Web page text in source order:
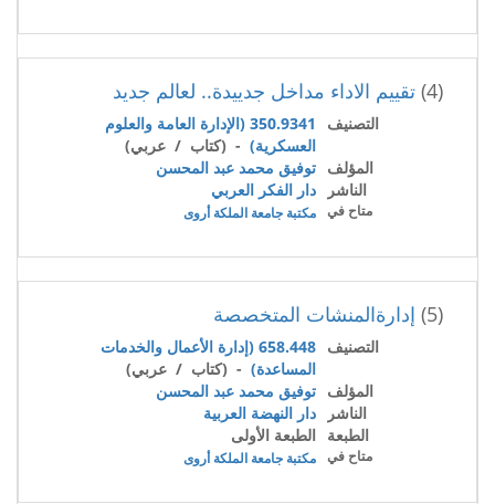
(4) تقييم الاداء مداخل جدييدة.. لعالم جديد
التصنيف
350.9341 (الإدارة العامة والعلوم
العسكرية) - (كتاب / عربي)
المؤلف توفيق محمد عبد المحسن
الناشر
دار الفكر العربي
متاح في مكتبة جامعة الملكة أروى
(5) إدارةالمنشات المتخصصة
التصنيف
658.448 (إدارة الأعمال والخدمات
المساعدة) - (كتاب / عربي)
المؤلف توفيق محمد عبد المحسن
الناشر
دار النهضة العربية
الطبعة
الطبعة الأولى
متاح في مكتبة جامعة الملكة أروى